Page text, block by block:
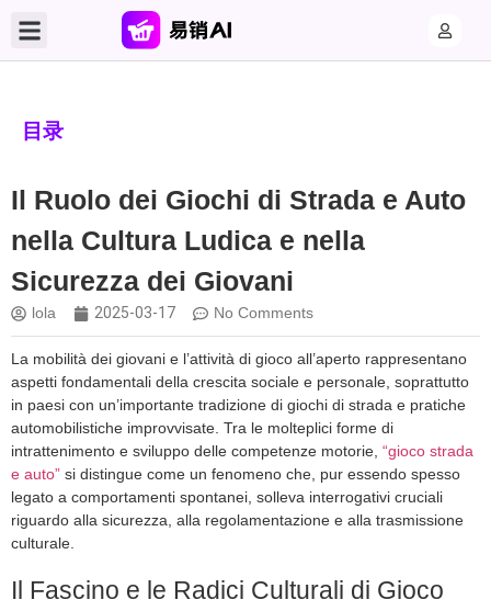
目录
Il Ruolo dei Giochi di Strada e Auto
nella Cultura Ludica e nella
Sicurezza dei Giovani
lola 2025-03-17 No Comments
La mobilità dei giovani e l’attività di gioco all’aperto rappresentano
aspetti fondamentali della crescita sociale e personale, soprattutto
in paesi con un’importante tradizione di giochi di strada e pratiche
automobilistiche improvvisate. Tra le molteplici forme di
intrattenimento e sviluppo delle competenze motorie, “gioco strada
e auto” si distingue come un fenomeno che, pur essendo spesso
legato a comportamenti spontanei, solleva interrogativi cruciali
riguardo alla sicurezza, alla regolamentazione e alla trasmissione
culturale.
Il Fascino e le Radici Culturali di Gioco